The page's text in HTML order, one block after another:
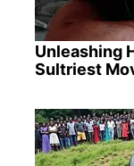
Unleashing
Sultriest